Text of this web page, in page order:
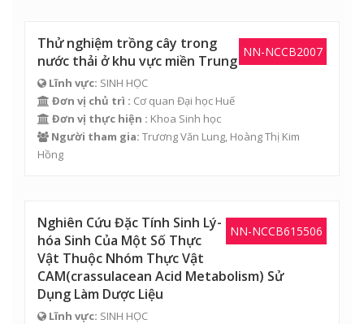
NN-NCCB2007
Thử nghiệm trồng cây trong
nước thải ở khu vực miền Trung
Lĩnh vực: SINH HỌC
Đơn vị chủ trì : Cơ quan Đại học Huế
Đơn vị thực hiện : Khoa Sinh học
Người tham gia: Trương Văn Lung, Hoàng Thị Kim
Hồng
NN-NCCB615506
Nghiên Cứu Đặc Tính Sinh Lý-
hóa Sinh Của Một Số Thực
Vật Thuộc Nhóm Thực Vật
CAM(crassulacean Acid Metabolism) Sử
Dụng Làm Dược Liệu
Lĩnh vực: SINH HỌC